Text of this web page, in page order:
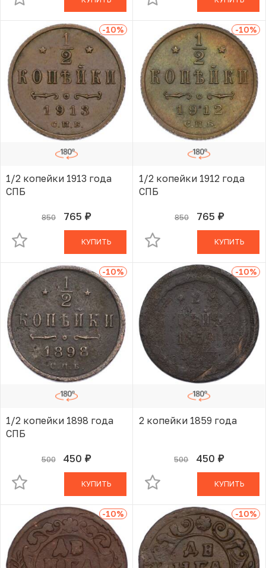
-10%
1/2 копейки 1913 года
СПБ
850 765 руб.
В КОРЗИНЕ
КУПИТЬ
-10%
1/2 копейки 1912 года
СПБ
850 765 руб.
В КОРЗИНЕ
КУПИТЬ
-10%
1/2 копейки 1898 года
СПБ
500 450 руб.
В КОРЗИНЕ
КУПИТЬ
-10%
2 копейки 1859 года
500 450 руб.
В КОРЗИНЕ
КУПИТЬ
-10% -10%